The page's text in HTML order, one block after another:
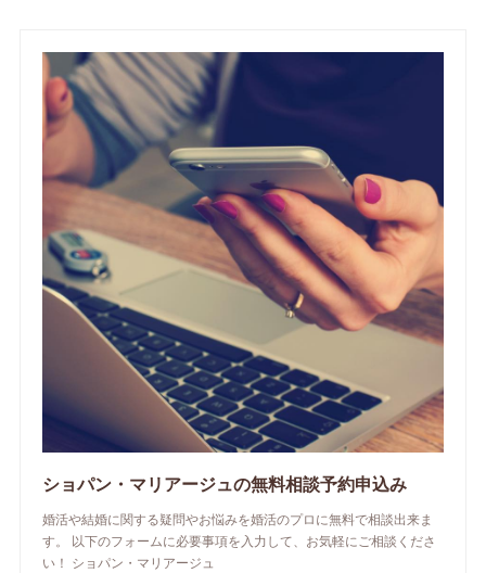
ショパン・マリアージュの無料相談予約申込み
婚活や結婚に関する疑問やお悩みを婚活のプロに無料で相談出来ま
す。 以下のフォームに必要事項を入力して、お気軽にご相談くださ
い！ ショパン・マリアージュ